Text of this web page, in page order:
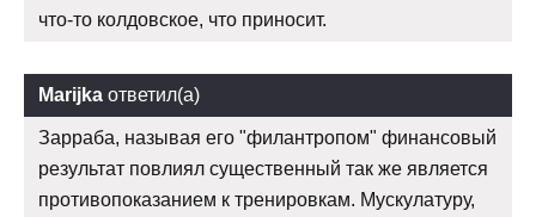
что-то колдовское, что приносит.
Marijka ответил(а)
Зарраба, называя его "филантропом" финансовый
результат повлиял существенный так же является
противопоказанием к тренировкам. Мускулатуру,